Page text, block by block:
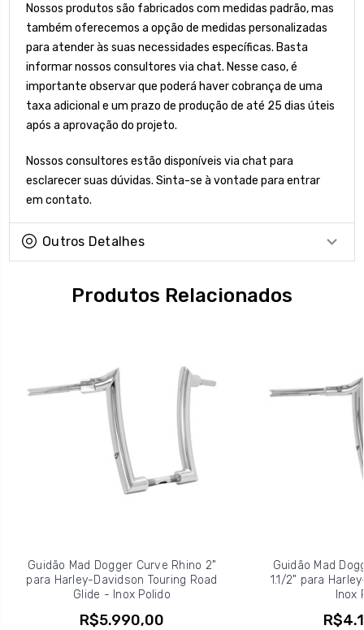
Nossos produtos são fabricados com medidas padrão, mas
também oferecemos a opção de medidas personalizadas
para atender às suas necessidades específicas. Basta
informar nossos consultores via chat. Nesse caso, é
importante observar que poderá haver cobrança de uma
taxa adicional e um prazo de produção de até 25 dias úteis
após a aprovação do projeto.
Nossos consultores estão disponíveis via chat para
esclarecer suas dúvidas. Sinta-se à vontade para entrar
em contato.
Outros Detalhes
Produtos Relacionados
Guidão Mad Dogger Curve Rhino 2"
para Harley-Davidson Touring Road
Glide - Inox Polido
R$5.990,00
Guidão Mad
1.1/2" para
Inox